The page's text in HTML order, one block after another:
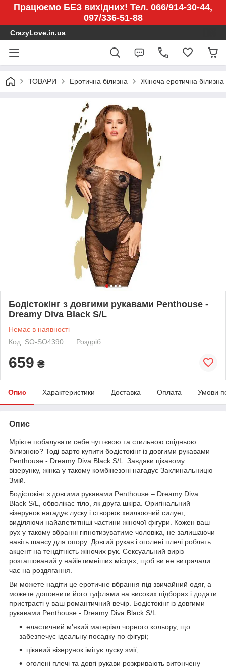
Працюємо БЕЗ вихідних! Тел. 066/914-30-44,
097/336-51-88
CrazyLove.in.ua
ТОВАРИ Еротична білизна Жіноча еротична білизна
Бодістокінг з довгими рукавами Penthouse -
Dreamy Diva Black S/L
Немає в наявності
Код: SO-SO4390
Роздріб
659 ₴
Опис Характеристики Доставка Оплата Умови
Опис
Мрієте побалувати себе чуттєвою та стильною спідньою
білизною? Тоді варто купити бодістокінг із довгими рукавами
Penthouse - Dreamy Diva Black S/L. Завдяки цікавому
візерунку, жінка у такому комбінезоні нагадує Заклинальницю
Змій.
Бодістокінг з довгими рукавами Penthouse – Dreamy Diva
Black S/L, обволікає тіло, як друга шкіра. Оригінальний
візерунок нагадує луску і створює хвилюючий силует,
виділяючи найапетитніші частини жіночої фігури. Кожен ваш
рух у такому вбранні гіпнотизуватиме чоловіка, не залишаючи
навіть шансу для опору. Довгий рукав і оголені плечі роблять
акцент на тендітність жіночих рук. Сексуальний виріз
розташований у найінтимніших місцях, щоб ви не витрачали
час на роздягання.
Ви можете надіти це еротичне вбрання під звичайний одяг, а
можете доповнити його туфлями на високих підборах і додати
пристрасті у ваш романтичний вечір. Бодістокінг із довгими
рукавами Penthouse - Dreamy Diva Black S/L:
еластичний м'який матеріал чорного кольору, що
забезпечує ідеальну посадку по фігурі;
цікавий візерунок імітує луску змії;
оголені плечі та довгі рукави розкривають витончену